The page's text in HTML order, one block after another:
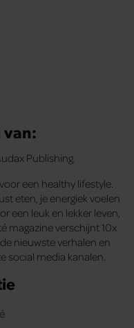
van:
Publishing.
een healthy lifestyle.
eten, je energiek voelen
een leuk en lekker leven,
magazine verschijnt 10x
nieuwste verhalen en
social media kanalen.